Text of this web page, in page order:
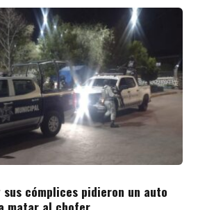
sus cómplices pidieron un auto